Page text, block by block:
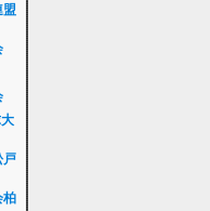
戸
柏